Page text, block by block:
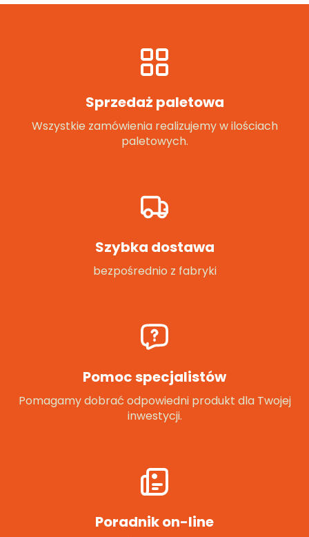
Sprzedaż paletowa
Wszystkie zamówienia realizujemy w ilościach
paletowych.
Szybka dostawa
bezpośrednio z fabryki
Pomoc specjalistów
Pomagamy dobrać odpowiedni produkt dla Twojej
inwestycji.
Poradnik on-line